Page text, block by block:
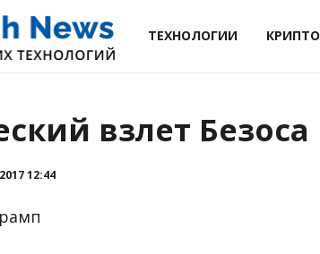
ТЕХНОЛОГИИ КРИПТО
взлет Безоса
12:44